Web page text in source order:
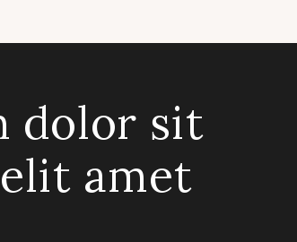
dolor sit
amet